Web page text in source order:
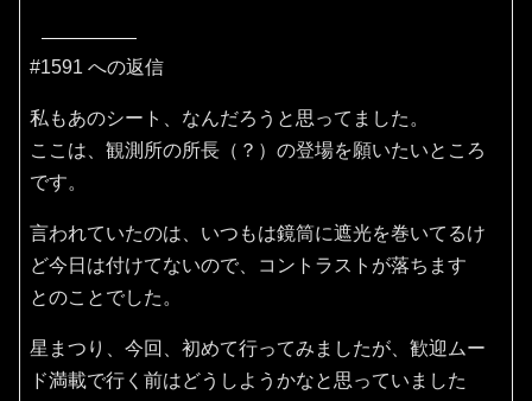
#1591 への返信
私もあのシート、なんだろうと思ってました。
ここは、観測所の所長（？）の登場を願いたいところ
です。
言われていたのは、いつもは鏡筒に遮光を巻いてるけ
ど今日は付けてないので、コントラストが落ちます
とのことでした。
星まつり、今回、初めて行ってみましたが、歓迎ムー
ド満載で行く前はどうしようかなと思っていました